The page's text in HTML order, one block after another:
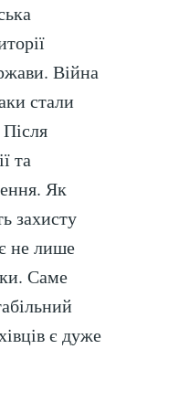
Війна
стали
та
Як
захисту
не лише
Саме
є дуже